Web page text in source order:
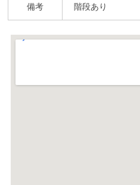
備考 階段あり